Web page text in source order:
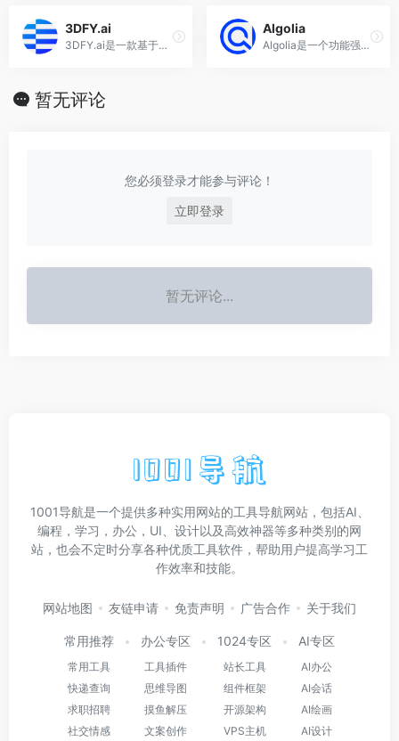
‌3DFY.ai
‌3DFY.ai是一款基于人工智能的3D模型生成工具，用户可以通过自然语言文本创建高质量的3D模型。‌ 该平台支持细致化的文本描述，用户可以根据需要选择不同的种子数量，数量越多生成模型的质量越好。目前，3DFY.ai处于开放测试阶段，并提供免费试用‌。
Algolia
Algolia是一个功能强大的搜索即服务（Search-as-a-Service）平台，专注于为开发者和企业提供快速、精准的搜索解决方案。通过 Algolia 的 API，用户可以轻松集成高效的站内搜索功能，提升网站和应用的用户体验。
暂无评论
您必须登录才能参与评论！
立即登录
暂无评论...
1001导航是一个提供多种实用网站的工具导航网站，包括AI、
编程，学习，办公，UI、设计以及高效神器等多种类别的网
站，也会不定时分享各种优质工具软件，帮助用户提高学习工
作效率和技能。
网站地图 友链申请 免责声明 广告合作 关于我们
常用推荐
常用工具
快递查询
求职招聘
社交情感
办公专区
工具插件
思维导图
摸鱼解压
文案创作
1024专区
站长工具
组件框架
开源架构
VPS主机
AI专区
AI办公
AI会话
AI绘画
AI设计